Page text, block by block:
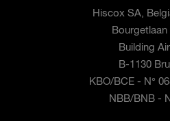
Hiscox SA,
Bourgetlaan
Building
B-1130
KBO/BCE - N°
NBB/BNB -